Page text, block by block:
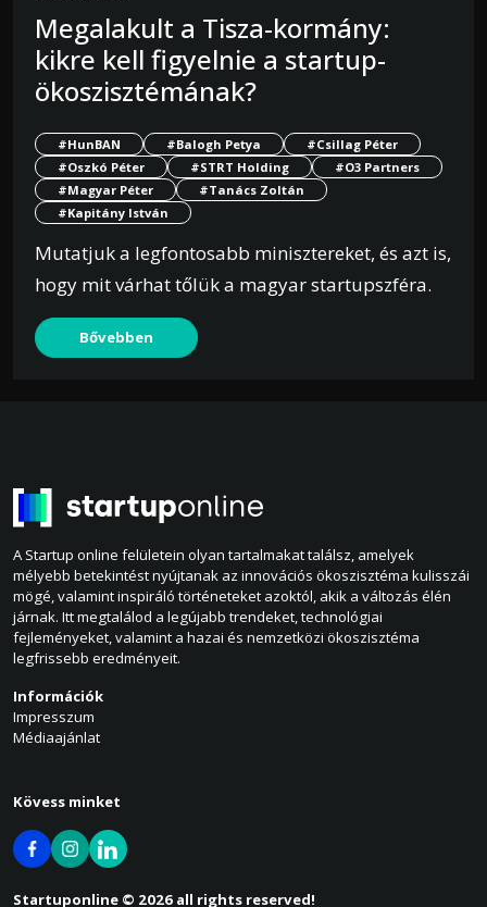
Megalakult a Tisza-kormány:
kikre kell figyelnie a startup-
ökoszisztémának?
#HunBAN #Balogh Petya
#Csillag Péter
#Oszkó Péter
#STRT Holding
#O3 Partners
#Magyar Péter
#Tanács Zoltán
#Kapitány István
Mutatjuk a legfontosabb minisztereket, és azt is,
hogy mit várhat tőlük a magyar startupszféra.
Bővebben
A Startup online felületein olyan tartalmakat találsz, amelyek
mélyebb betekintést nyújtanak az innovációs ökoszisztéma kulisszái
mögé, valamint inspiráló történeteket azoktól, akik a változás élén
járnak. Itt megtalálod a legújabb trendeket, technológiai
fejleményeket, valamint a hazai és nemzetközi ökoszisztéma
legfrissebb eredményeit.
Információk
Impresszum
Médiaajánlat
Kövess minket
Startuponline © 2026 all rights reserved!